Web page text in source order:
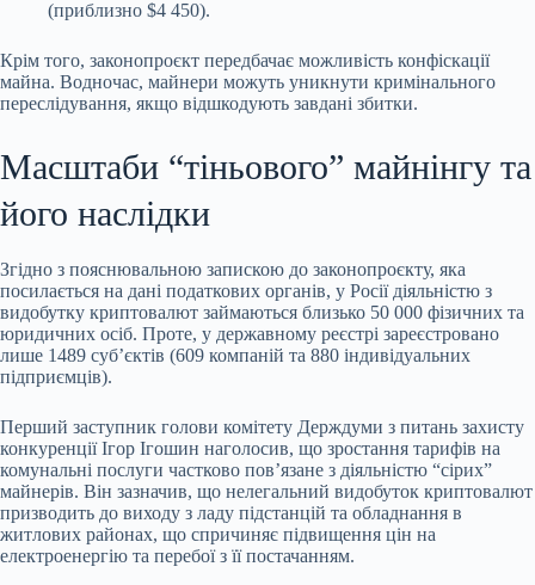
(приблизно $4 450).
Крім того, законопроєкт передбачає можливість конфіскації
майна. Водночас, майнери можуть уникнути кримінального
переслідування, якщо відшкодують завдані збитки.
Масштаби “тіньового” майнінгу та
його наслідки
Згідно з пояснювальною запискою до законопроєкту, яка
посилається на дані податкових органів, у Росії діяльністю з
видобутку криптовалют займаються близько 50 000 фізичних та
юридичних осіб. Проте, у державному реєстрі зареєстровано
лише 1489 суб’єктів (609 компаній та 880 індивідуальних
підприємців).
Перший заступник голови комітету Держдуми з питань захисту
конкуренції Ігор Ігошин наголосив, що зростання тарифів на
комунальні послуги частково пов’язане з діяльністю “сірих”
майнерів. Він зазначив, що нелегальний видобуток криптовалют
призводить до виходу з ладу підстанцій та обладнання в
житлових районах, що спричиняє підвищення цін на
електроенергію та перебої з її постачанням.